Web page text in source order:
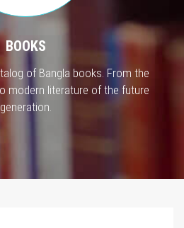
BOOKS
of Bangla books. From the
modern literature of the future
generation.